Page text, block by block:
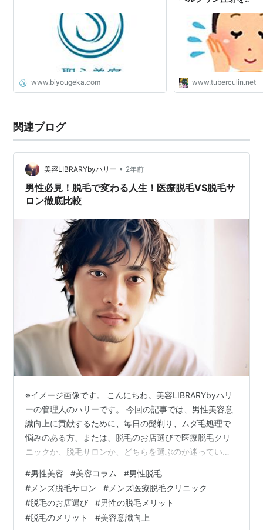
www.biyougeka.com www.tuberculin.net
関連ブログ
美容LIBRARYbyハリー • 2年前
男性必見！脱毛で変わる人生！医療脱毛VS脱毛サ
ロン徹底比較
※イメージ画像です。 こんにちわ。美容LIBRARYbyハリ
ーの管理人のハリーです。 今回の記事では、男性美容意
識向上に貢献するために、毎日の髭剃り、ムダ毛処理で
悩みのある方、または、脱毛のお店選びで医療脱毛クリ
ニックか、脱毛サロンか、どちらを選ぶのか迷っている
ていきます。 男性が脱毛をするメリット 医療脱毛と脱毛
サロンの違い 医療脱毛がおすすめな人 脱毛サロンがおす
すめな人 まとめ：自分に合った脱毛方法を選びましょう
脱毛を検討する際のポイント 男性の脱毛に対する意識は
#男性美容 #美容コラム #男性脱毛
# メンズ脱毛サロン # メンズ医療脱毛クリニック
#脱毛のお店選び #男性の脱毛メリット
#脱毛のメリット #美容意識向上